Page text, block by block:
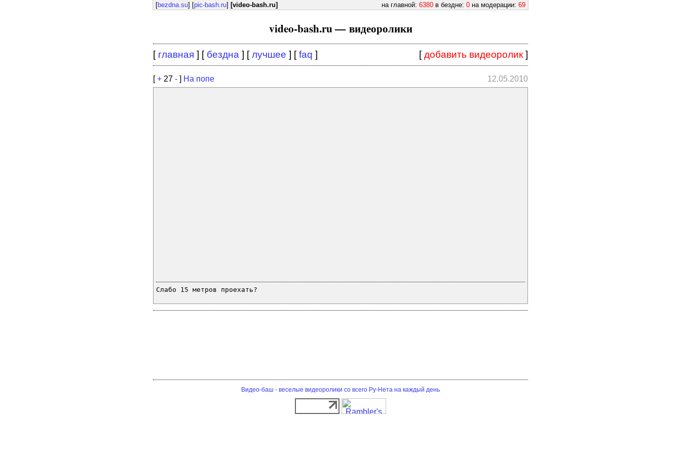
[bezdna.su] [pic-bash.ru] [video-bash.ru] на главной: 6380 в бездне: 0 на модерации: 69
video-bash.ru — видеоролики
[ главная ] [ бездна ] [лучшее ] [faq ] [добавить видеоролик ]
[+ 27 - ] На попе 12.05.2010
Слабо 15 метров проехать?
Видео-баш - веселые видеоролики со всего Ру-Нета на каждый день